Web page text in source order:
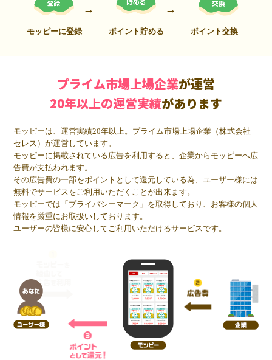
モッピーに登録 ポイント貯める ポイント交換
プライム市場上場企業が運営
20年以上の運営実績があります
モッピーは、運営実績20年以上。プライム市場上場企業（株式会社
セレス）が運営しています。
モッピーに掲載されている広告を利用すると、企業からモッピーへ広
告費が支払われます。
その広告費の一部をポイントとして還元している為、ユーザー様には
無料でサービスをご利用いただくことが出来ます。
モッピーでは「プライバシーマーク」を取得しており、お客様の個人
情報を厳重にお取扱いしております。
ユーザーの皆様に安心してご利用いただけるサービスです。